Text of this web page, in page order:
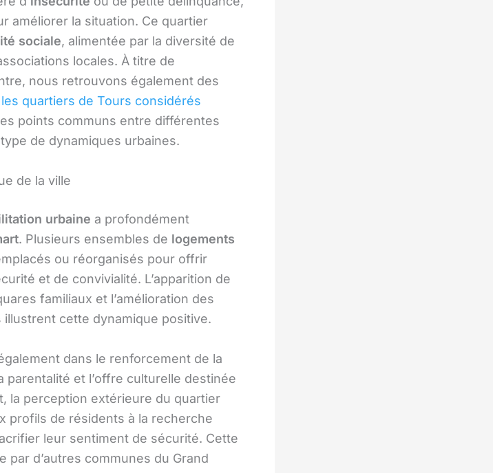
améliorer la situation. Ce quartier
sociale, alimentée par la diversité de
locales. À titre de
nous retrouvons également des
les quartiers de Tours considérés
points communs entre différentes
de dynamiques urbaines.
de la ville
urbaine a profondément
. Plusieurs ensembles de logements
ou réorganisés pour offrir
et de convivialité. L’apparition de
familiaux et l’amélioration des
cette dynamique positive.
dans le renforcement de la
parentalité et l’offre culturelle destinée
la perception extérieure du quartier
profils de résidents à la recherche
leur sentiment de sécurité. Cette
d’autres communes du Grand